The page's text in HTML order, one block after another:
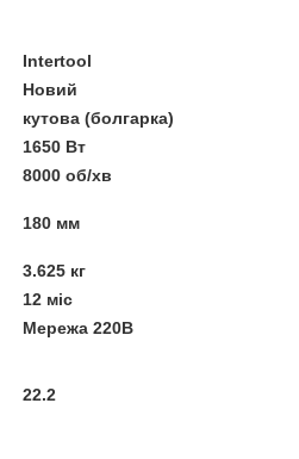
Intertool
Новий
кутова (болгарка)
1650 Вт
8000 об/хв
180 мм
3.625 кг
12 міс
Мережа 220В
22.2